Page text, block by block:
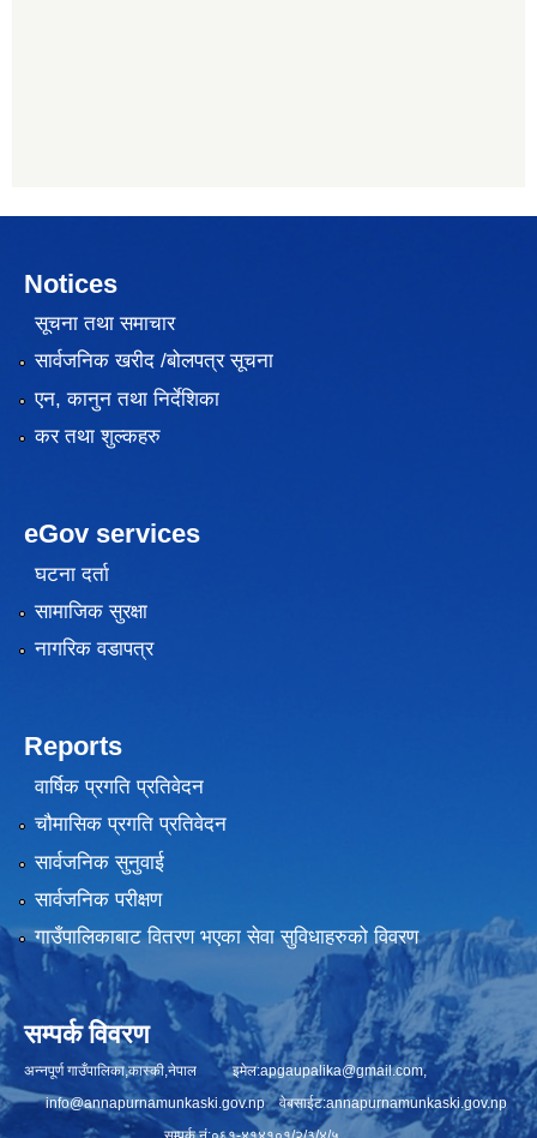
Notices
सूचना तथा समाचार
सार्वजनिक खरीद /बोलपत्र सूचना
एन, कानुन तथा निर्देशिका
कर तथा शुल्कहरु
eGov services
घटना दर्ता
सामाजिक सुरक्षा
नागरिक वडापत्र
Reports
वार्षिक प्रगति प्रतिवेदन
चौमासिक प्रगति प्रतिवेदन
सार्वजनिक सुनुवाई
सार्वजनिक परीक्षण
गाउँपालिकाबाट वितरण भएका सेवा सुविधाहरुको विवरण
सम्पर्क विवरण
अन्नपूर्ण गाउँपालिका,कास्की,नेपाल इमेल:apgaupalika@gmail.com,
info@annapurnamunkaski.gov.npवेबसाईट:annapurnamunkaski.gov.np